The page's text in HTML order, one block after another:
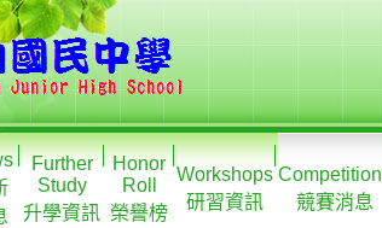
Further
Study
升學資訊
Honor
Roll
榮譽榜
Workshops
研習資訊
競賽消息